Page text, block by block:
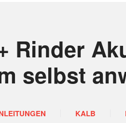
Rinder
selbst
KALB